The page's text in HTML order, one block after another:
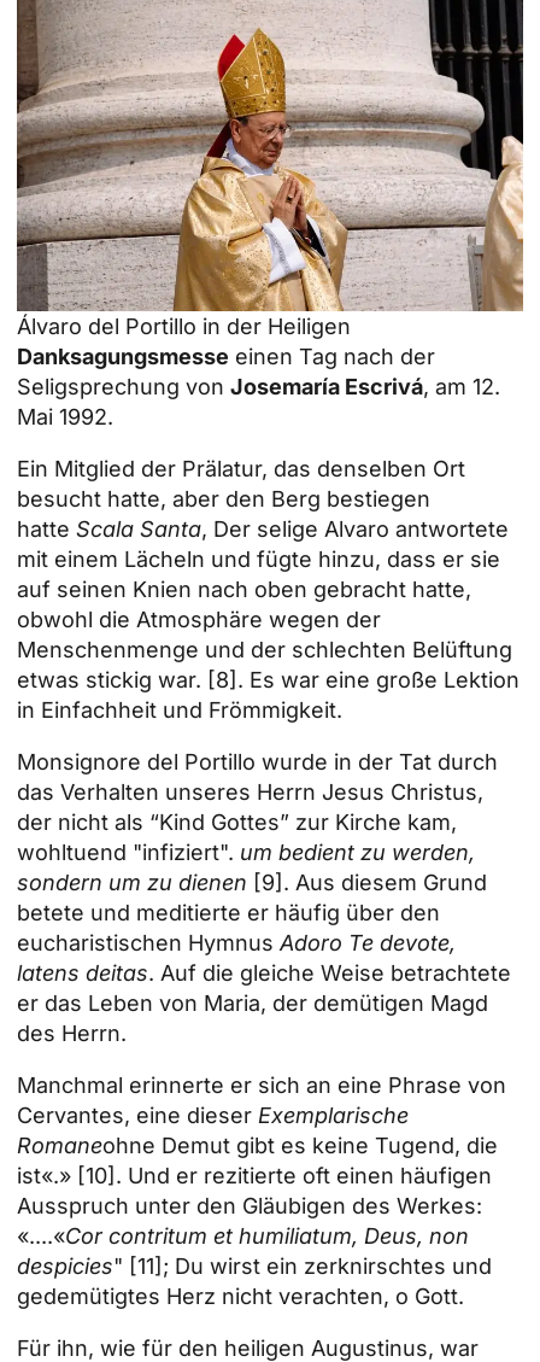
Álvaro del Portillo in der Heiligen
Danksagungsmesse einen Tag nach der
Seligsprechung von Josemaría Escrivá, am 12.
Mai 1992.
Ein Mitglied der Prälatur, das denselben Ort
besucht hatte, aber den Berg bestiegen
hatte Scala Santa, Der selige Alvaro antwortete
mit einem Lächeln und fügte hinzu, dass er sie
auf seinen Knien nach oben gebracht hatte,
obwohl die Atmosphäre wegen der
Menschenmenge und der schlechten Belüftung
etwas stickig war. [8] . Es war eine große Lektion
in Einfachheit und Frömmigkeit.
Monsignore del Portillo wurde in der Tat durch
das Verhalten unseres Herrn Jesus Christus,
der nicht als “Kind Gottes” zur Kirche kam,
wohltuend "infiziert". um bedient zu werden,
sondern um zu dienen [9] . Aus diesem Grund
betete und meditierte er häufig über den
eucharistischen Hymnus Adoro Te devote,
latens deitas. Auf die gleiche Weise betrachtete
er das Leben von Maria, der demütigen Magd
des Herrn.
Manchmal erinnerte er sich an eine Phrase von
Cervantes, eine dieser Exemplarische
Romaneohne Demut gibt es keine Tugend, die
ist«.» [10] . Und er rezitierte oft einen häufigen
Ausspruch unter den Gläubigen des Werkes:
«....«Cor contritum et humiliatum, Deus, non
despicies" [11] ; Du wirst ein zerknirschtes und
gedemütigtes Herz nicht verachten, o Gott.
Für ihn, wie für den heiligen Augustinus, war